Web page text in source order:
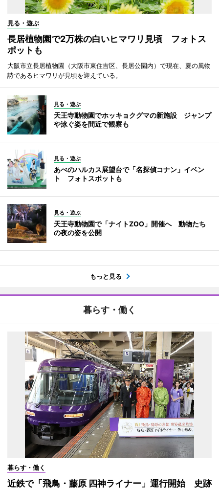
見る・遊ぶ
長居植物園で2万株の白いヒマワリ見頃 フォトス
ポットも
大阪市立長居植物園（大阪市東住吉区、長居公園内）で現在、夏の風物
詩であるヒマワリが見頃を迎えている。
見る・遊ぶ
天王寺動物園でホッキョクグマの新施設 ジャンプ
や泳ぐ姿を間近で観察も
見る・遊ぶ
あべのハルカス展望台で「名探偵コナン」イベン
ト フォトスポットも
見る・遊ぶ
天王寺動物園で「ナイトZOO」開催へ 動物たち
の夜の姿を公開
もっと見る
暮らす・働く
暮らす・働く
近鉄で「飛鳥・藤原 四神ライナー」運行開始 史跡